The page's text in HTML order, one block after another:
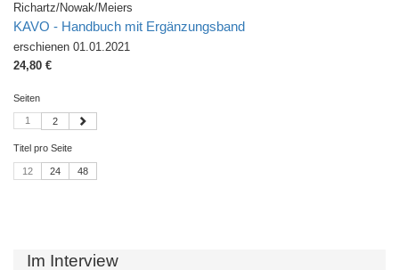
Richartz/Nowak/Meiers
KAVO - Handbuch mit Ergänzungsband
erschienen 01.01.2021
24,80 €
Seiten
1 2
Titel pro Seite
12 24 48
Im Interview